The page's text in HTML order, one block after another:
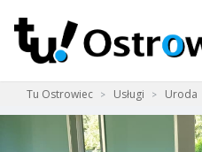
Tu Ostrowiec Usługi Uroda